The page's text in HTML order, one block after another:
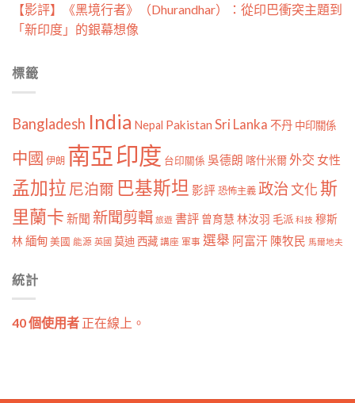
【影評】《黑境行者》（Dhurandhar）：從印巴衝突主題到
「新印度」的銀幕想像
標籤
Bangladesh India Nepal Pakistan Sri Lanka 不丹 中印關係
中國 伊朗 南亞印度 台印關係 吳德朗 喀什米爾外交 女性
孟加拉 尼泊爾 巴基斯坦 影評 恐怖主義 政治文化斯
里蘭卡 新聞 新聞剪輯 旅遊 書評 曾育慧 林汝羽 毛派 科技 穆斯
林 緬甸 美國 能源 英國 莫迪 西藏 講座 軍事 選舉 阿富汗 陳牧民 馬爾地夫
統計
40 個使用者 正在線上。